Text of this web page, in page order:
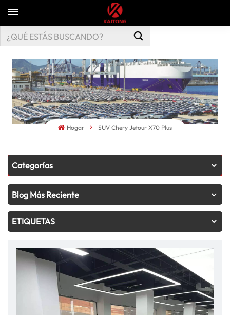
Hogar SUV Chery Jetour X70 Plus
Categorías
Blog Más Reciente
ETIQUETAS